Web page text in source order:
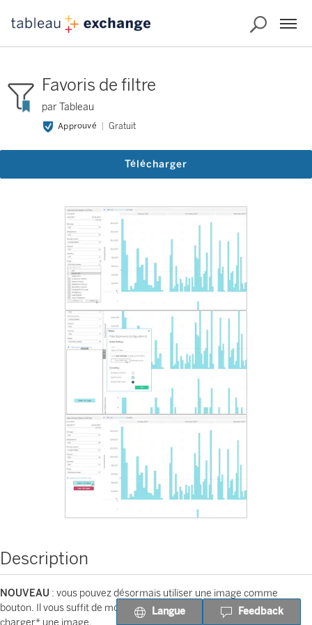
Favoris de filtre
par Tableau
Approuvé Gratuit
Télécharger
Description
NOUVEAU : vous pouvez désormais utiliser une image comme
bouton. Il vous suffit de modifier le style de votre bouton et de
charger* une image.
Langue Feedback